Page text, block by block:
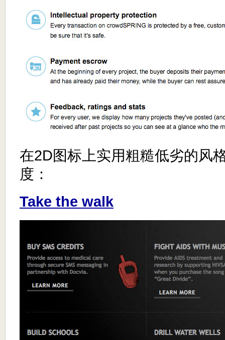
在2D图标上实用粗糙低劣的风
度：
Take the walk